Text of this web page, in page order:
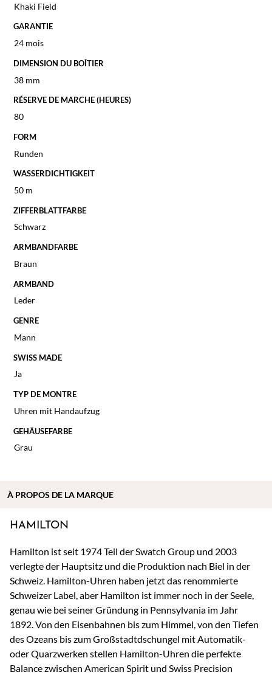
Khaki Field
GARANTIE
24 mois
DIMENSION DU BOÎTIER
38 mm
RÉSERVE DE MARCHE (HEURES)
80
FORM
Runden
WASSERDICHTIGKEIT
50 m
ZIFFERBLATTFARBE
Schwarz
ARMBANDFARBE
Braun
ARMBAND
Leder
GENRE
Mann
SWISS MADE
Ja
TYP DE MONTRE
Uhren mit Handaufzug
GEHÄUSEFARBE
Grau
HAMILTON
Hamilton ist seit 1974 Teil der Swatch Group und 2003
verlegte der Hauptsitz und die Produktion nach Biel in der
Schweiz. Hamilton-Uhren haben jetzt das renommierte
Schweizer Label, aber Hamilton ist immer noch in der Seele,
genau wie bei seiner Gründung in Pennsylvania im Jahr
1892. Von den Eisenbahnen bis zum Himmel, von den Tiefen
des Ozeans bis zum Großstadtdschungel mit Automatik-
oder Quarzwerken stellen Hamilton-Uhren die perfekte
Balance zwischen American Spirit und Swiss Precision
À PROPOS DE LA MARQUE